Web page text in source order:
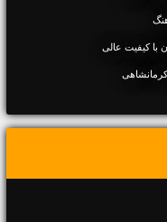
کیفیت عالی